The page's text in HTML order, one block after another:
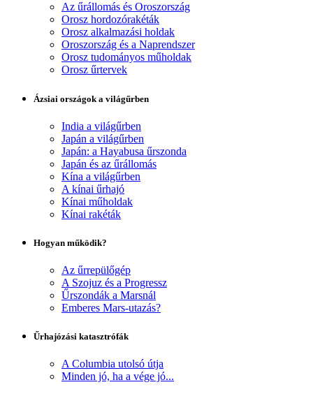
Az űrállomás és Oroszország
Orosz hordozórakéták
Orosz alkalmazási holdak
Oroszország és a Naprendszer
Orosz tudományos műholdak
Orosz űrtervek
Ázsiai országok a világűrben
India a világűrben
Japán a világűrben
Japán: a Hayabusa űrszonda
Japán és az űrállomás
Kína a világűrben
A kínai űrhajó
Kínai műholdak
Kínai rakéták
Hogyan működik?
Az űrrepülőgép
A Szojuz és a Progressz
Űrszondák a Marsnál
Emberes Mars-utazás?
Űrhajózási katasztrófák
A Columbia utolsó útja
Minden jó, ha a vége jó...